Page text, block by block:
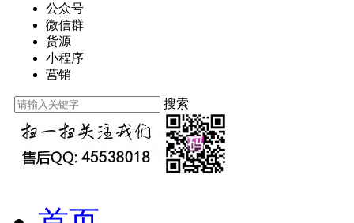
公众号
微信群
货源
小程序
营销
搜索